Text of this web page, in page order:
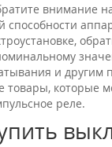
внимание
и другим
которые
реле.